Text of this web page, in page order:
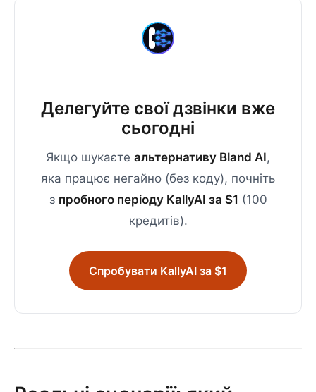
Делегуйте свої дзвінки вже
сьогодні
Якщо шукаєте альтернативу Bland AI,
яка працює негайно (без коду), почніть
з пробного періоду KallyAI за $1 (100
кредитів).
Спробувати KallyAI за $1